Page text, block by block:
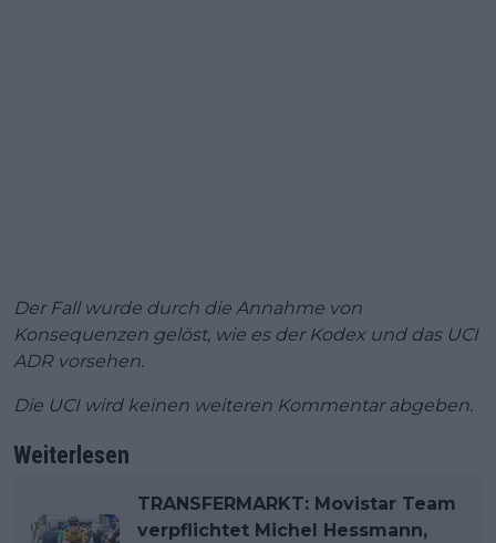
Der Fall wurde durch die Annahme von
Konsequenzen gelöst, wie es der Kodex und das UCI
ADR vorsehen.
Die UCI wird keinen weiteren Kommentar abgeben.
Weiterlesen
TRANSFERMARKT: Movistar Team
verpflichtet Michel Hessmann,